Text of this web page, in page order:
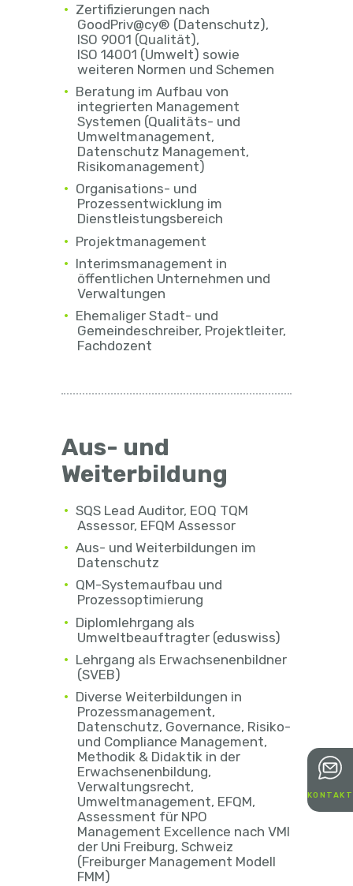
KONTAKT
Zertifizierungen nach
GoodPriv@cy® (Datenschutz),
ISO 9001 (Qualität),
ISO 14001 (Umwelt) sowie
weiteren Normen und Schemen
Beratung im Aufbau von
integrierten Management
Systemen (Qualitäts- und
Umweltmanagement,
Datenschutz Management,
Risikomanagement)
Organisations- und
Prozessentwicklung im
Dienstleistungsbereich
Projektmanagement
Interimsmanagement in
öffentlichen Unternehmen und
Verwaltungen
Ehemaliger Stadt- und
Gemeindeschreiber, Projektleiter,
Fachdozent
Aus- und
Weiterbildung
SQS Lead Auditor, EOQ TQM
Assessor, EFQM Assessor
Aus- und Weiterbildungen im
Datenschutz
QM-Systemaufbau und
Prozessoptimierung
Diplomlehrgang als
Umweltbeauftragter (eduswiss)
Lehrgang als Erwachsenenbildner
(SVEB)
Diverse Weiterbildungen in
Prozessmanagement,
Datenschutz, Governance, Risiko-
und Compliance Management,
Methodik & Didaktik in der
Erwachsenenbildung,
Verwaltungsrecht,
Umweltmanagement, EFQM,
Assessment für NPO
Management Excellence nach VMI
der Uni Freiburg, Schweiz
(Freiburger Management Modell
FMM)